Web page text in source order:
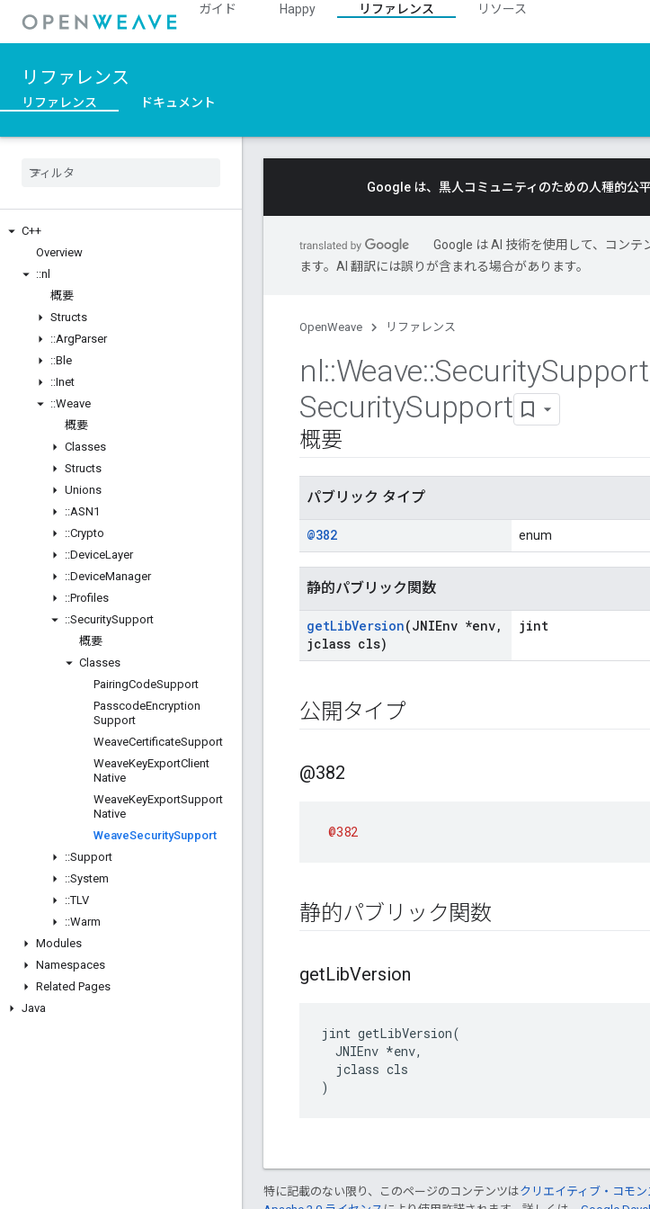
ガイド Happy リファレンス
リソース
リファレンス
リファレンス ドキュメント
C++
Overview
::nl
概要
Structs
::ArgParser
::Ble
::Inet
::Weave
概要
Classes
Structs
Unions
::ASN1
::Crypto
::DeviceLayer
::DeviceManager
::Profiles
::SecuritySupport
概要
Classes
PairingCodeSupport
PasscodeEncryption
Support
WeaveCertificateSupport
WeaveKeyExportClient
Native
WeaveKeyExportSupport
Native
WeaveSecuritySupport
::Support
::System
::TLV
::Warm
Modules
Namespaces
Related Pages
Java
Google は、黒人コミュニティのための人種的公
Google は AI 技術を使用して、コン
ます。AI 翻訳には誤りが含まれる場合があります。
OpenWeave リファレンス
nl::Weave::SecuritySupport
SecuritySupport
概要
パブリック タイプ
@382 enum
静的パブリック関数
getLibVersion(JNIEnv *env,
jclass cls)
jint
公開タイプ
@382
@382
静的パブリック関数
getLibVersion
jint getLibVersion(
  JNIEnv *env,
  jclass cls
)
特に記載のない限り、このページのコンテンツはクリエイティブ・コモ